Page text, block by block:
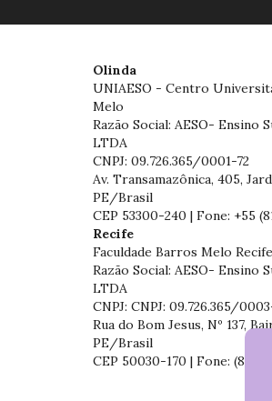
Olinda
UNIAESO - Centro
Melo
Razão Social: AESO- Ensino
LTDA
CNPJ: 09.726.365/0001-72
Av. Transamazônica, 405,
PE/Brasil
CEP 53300-240 | Fone: +55
Recife
Faculdade Barros Melo
Razão Social: AESO- Ensino
LTDA
CNPJ: CNPJ: 09.726.365/
Rua do Bom Jesus, Nº 137,
PE/Brasil
CEP 50030-170 | Fone: (81)